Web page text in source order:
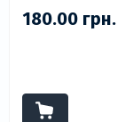
180.00 грн.